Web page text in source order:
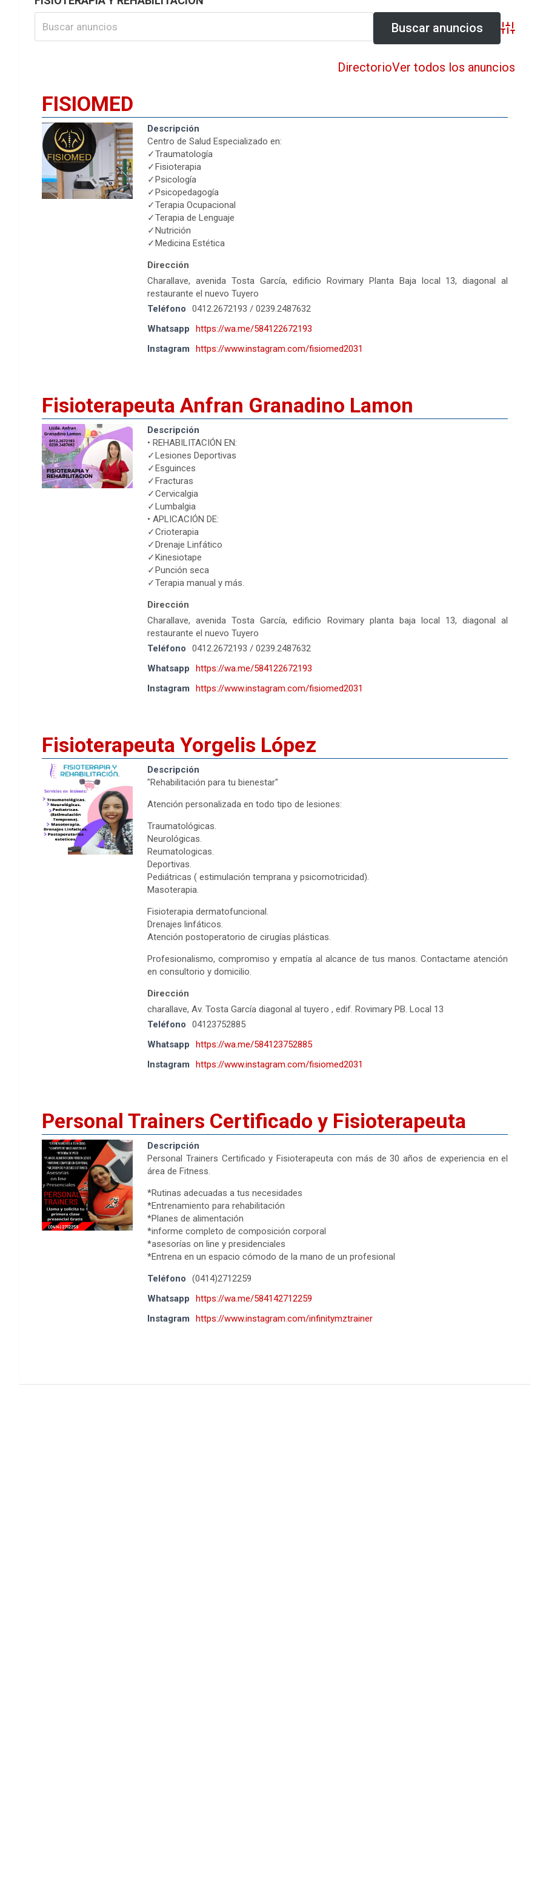
Búsqueda
DirectorioVer todos los anuncios
FISIOMED
Descripción
Centro de Salud Especializado en:
✓Traumatología
✓Fisioterapia
✓Psicología
✓Psicopedagogía
✓Terapia Ocupacional
✓Terapia de Lenguaje
✓Nutrición
✓Medicina Estética
Dirección
Charallave, avenida Tosta García, edificio Rovimary Planta Baja local 13, diagonal al
restaurante el nuevo Tuyero
Teléfono
0412.2672193 / 0239.2487632
Whatsapp
https://wa.me/584122672193
Instagram
https://www.instagram.com/fisiomed2031
Fisioterapeuta Anfran Granadino Lamon
Descripción
• REHABILITACIÓN EN:
✓Lesiones Deportivas
✓Esguinces
✓Fracturas
✓Cervicalgia
✓Lumbalgia
• APLICACIÓN DE:
✓Crioterapia
✓Drenaje Linfático
✓Kinesiotape
✓Punción seca
✓Terapia manual y más.
Dirección
Charallave, avenida Tosta García, edificio Rovimary planta baja local 13, diagonal al
restaurante el nuevo Tuyero
Teléfono
0412.2672193 / 0239.2487632
Whatsapp
https://wa.me/584122672193
Instagram
https://www.instagram.com/fisiomed2031
Fisioterapeuta Yorgelis López
Descripción
"Rehabilitación para tu bienestar"
Atención personalizada en todo tipo de lesiones:
Traumatológicas.
Neurológicas.
Reumatologicas.
Deportivas.
Pediátricas ( estimulación temprana y psicomotricidad).
Masoterapia.
Fisioterapia dermatofuncional.
Drenajes linfáticos.
Atención postoperatorio de cirugías plásticas.
Profesionalismo, compromiso y empatía al alcance de tus manos. Contactame atención
en consultorio y domicilio.
Dirección
charallave, Av. Tosta García diagonal al tuyero , edif. Rovimary PB. Local 13
Teléfono
04123752885
Whatsapp
https://wa.me/584123752885
Instagram
https://www.instagram.com/fisiomed2031
Personal Trainers Certificado y Fisioterapeuta
Descripción
Personal Trainers Certificado y Fisioterapeuta con más de 30 años de experiencia en el
área de Fitness.
*Rutinas adecuadas a tus necesidades
*Entrenamiento para rehabilitación
*Planes de alimentación
*informe completo de composición corporal
*asesorías on line y presidenciales
*Entrena en un espacio cómodo de la mano de un profesional
Teléfono
(0414)2712259
Whatsapp
https://wa.me/584142712259
Instagram
https://www.instagram.com/infinitymztrainer